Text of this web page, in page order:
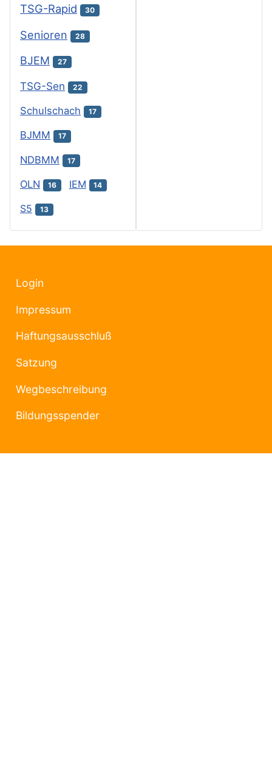
TSG-Rapid 30
Senioren 28
BJEM 27
TSG-Sen 22
Schulschach 17
BJMM 17
NDBMM 17
OLN 16 IEM 14
S5 13
Login
Impressum
Haftungsausschluß
Satzung
Wegbeschreibung
Bildungsspender